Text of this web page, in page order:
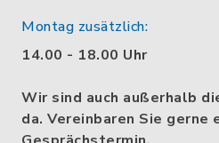
Montag zusätzlich:
14.00 - 18.00 Uhr
Wir sind auch außerhalb
da. Vereinbaren Sie gerne